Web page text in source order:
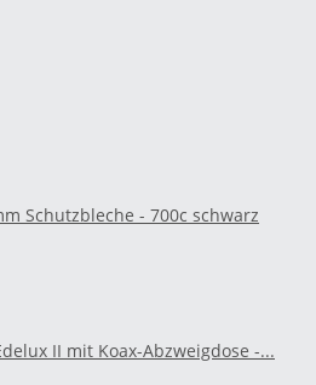
Schutzbleche - 700c schwarz